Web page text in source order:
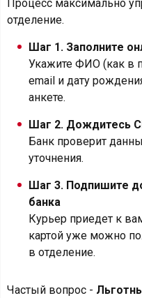
Процесс максимально
отделение.
Шаг 1. Заполните
Укажите ФИО (как в
email и дату
анкете.
Шаг 2. Дождитесь
Банк проверит
уточнения.
Шаг 3. Подпишите
банка
Курьер приедет к
картой уже можно
в отделение.
Частый вопрос -